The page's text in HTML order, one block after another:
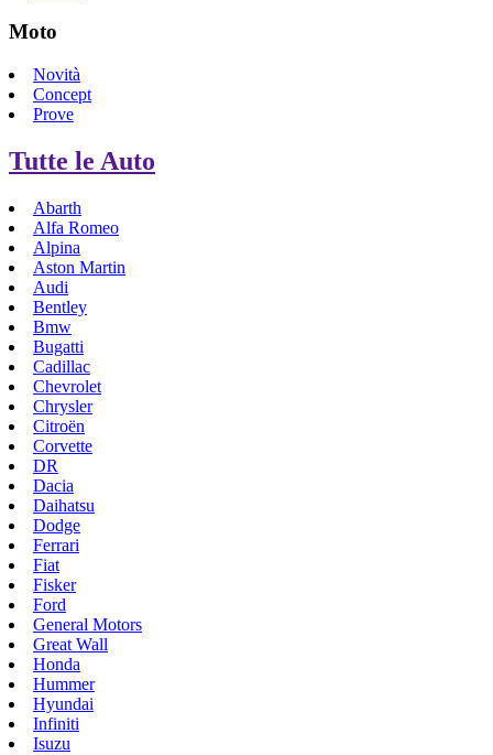
Moto
Novità
Concept
Prove
Tutte le Auto
Abarth
Alfa Romeo
Alpina
Aston Martin
Audi
Bentley
Bmw
Bugatti
Cadillac
Chevrolet
Chrysler
Citroën
Corvette
DR
Dacia
Daihatsu
Dodge
Ferrari
Fiat
Fisker
Ford
General Motors
Great Wall
Honda
Hummer
Hyundai
Infiniti
Isuzu